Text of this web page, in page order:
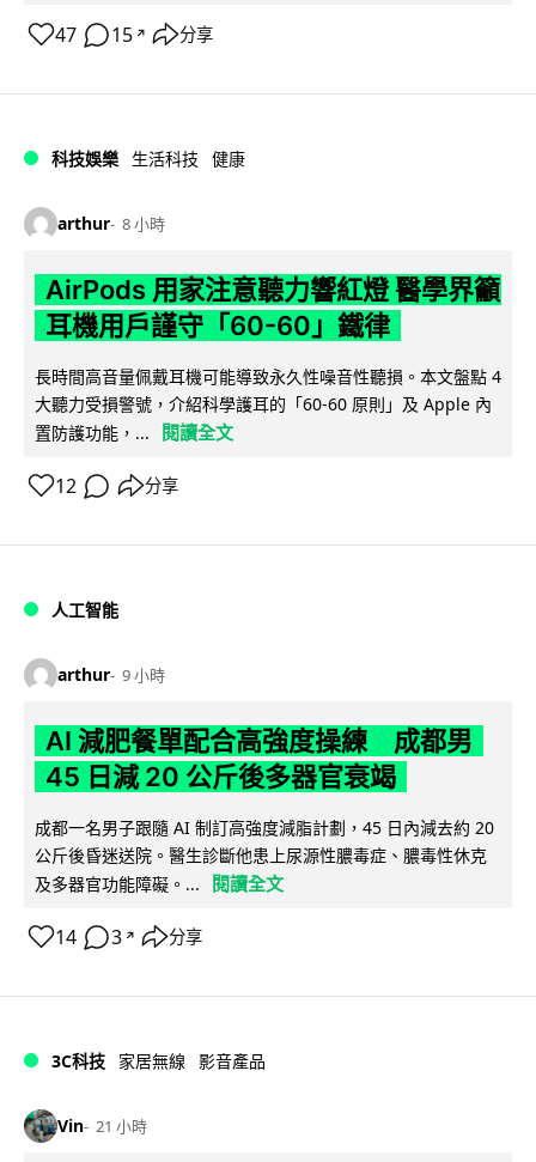
47 15 ↗ 分享
科技娛樂 生活科技 健康
arthur 8 小時
AirPods 用家注意聽力響紅燈 醫學界籲
耳機用戶謹守「60-60」鐵律
長時間高音量佩戴耳機可能導致永久性噪音性聽損。本文盤點 4
大聽力受損警號，介紹科學護耳的「60-60 原則」及 Apple 內
置防護功能，...
閱讀全文
12 分享
人工智能
arthur 9 小時
AI 減肥餐單配合高強度操練 成都男
45 日減 20 公斤後多器官衰竭
成都一名男子跟隨 AI 制訂高強度減脂計劃，45 日內減去約 20
公斤後昏迷送院。醫生診斷他患上尿源性膿毒症、膿毒性休克
及多器官功能障礙。...
閱讀全文
14 3 ↗ 分享
3C科技 家居無線 影音產品
Vin 21 小時